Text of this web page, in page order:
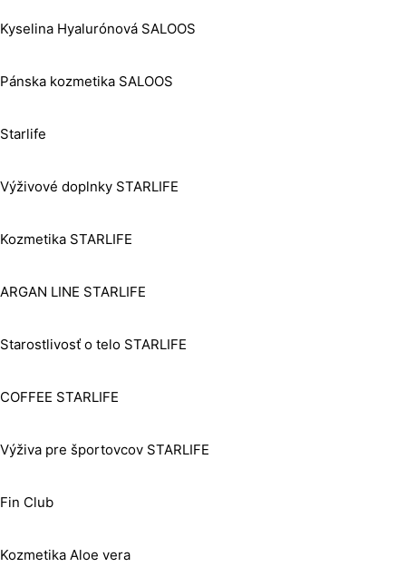
Kyselina Hyalurónová SALOOS
Pánska kozmetika SALOOS
Starlife
Výživové doplnky STARLIFE
Kozmetika STARLIFE
ARGAN LINE STARLIFE
Starostlivosť o telo STARLIFE
COFFEE STARLIFE
Výživa pre športovcov STARLIFE
Fin Club
Kozmetika Aloe vera